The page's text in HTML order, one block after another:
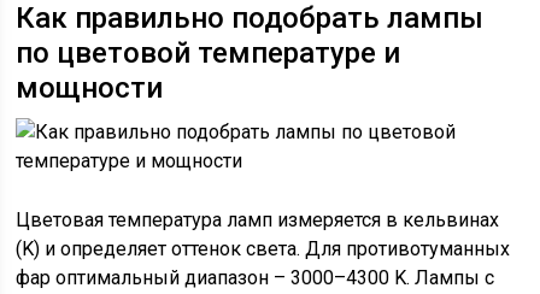
Как правильно подобрать лампы
по цветовой температуре и
мощности
Цветовая температура ламп измеряется в кельвинах
(K) и определяет оттенок света. Для противотуманных
фар оптимальный диапазон – 3000–4300 K. Лампы с